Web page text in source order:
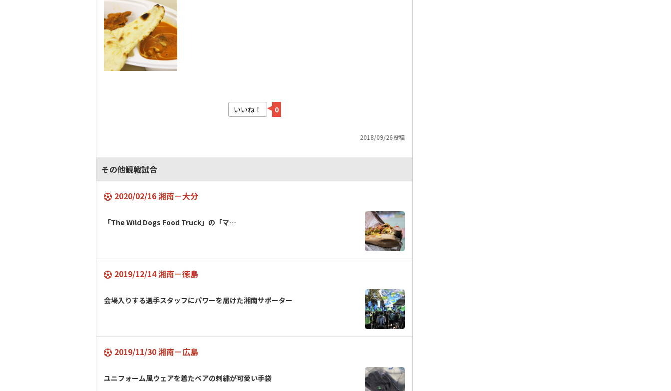
いいね！ 0
2018/09/26投稿
その他観戦試合
2020/02/16 湘南－大分
「The Wild Dogs Food Truck」の「マ…
2019/12/14 湘南－徳島
会場入りする選手スタッフにパワーを届けた湘南サポーター
2019/11/30 湘南－広島
ユニフォーム風ウェアを着たベアの刺繍が可愛い手袋